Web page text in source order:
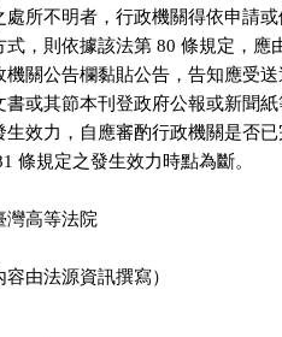
處所不明者，行政機關得依申請
式，則依據該法第 80 條規定，應
機關公告欄黏貼公告，告知應受
書或其節本刊登政府公報或新聞
生效力，自應審酌行政機關是否
條規定之發生效力時點為斷。
灣高等法院
容由法源資訊撰寫）